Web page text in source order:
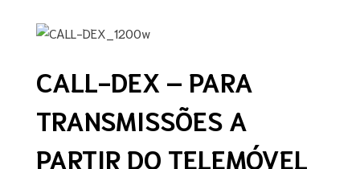
CALL-DEX – PARA
TRANSMISSÕES A
PARTIR DO TELEMÓVEL